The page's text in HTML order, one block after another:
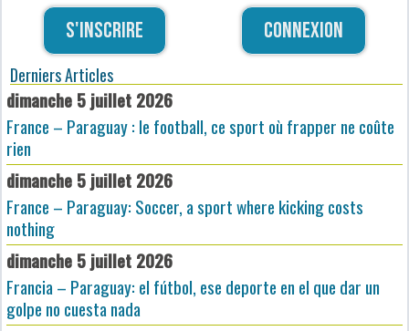
S'inscrire Connexion
Derniers Articles
dimanche 5 juillet 2026
France – Paraguay : le football, ce sport où frapper ne coûte
rien
dimanche 5 juillet 2026
France – Paraguay: Soccer, a sport where kicking costs
nothing
dimanche 5 juillet 2026
Francia – Paraguay: el fútbol, ese deporte en el que dar un
golpe no cuesta nada